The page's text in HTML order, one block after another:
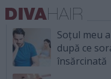
Soțul meu
după ce
însărcinată